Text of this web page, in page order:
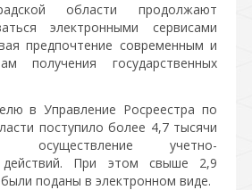
области продолжают
электронными сервисами
предпочтение современным и
получения государственных
в Управление Росреестра по
поступило более 4,7 тысячи
осуществление учетно-
действий. При этом свыше 2,9
поданы в электронном виде.